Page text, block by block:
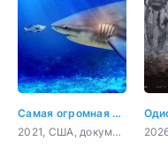
Самая огромная акула-бык
2021, США, документальный